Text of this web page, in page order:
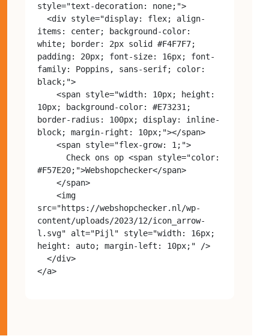
style="text-decoration: none;">
items: center; background-color:
white; border: 2px solid #F4F7F7;
padding: 20px; font-size: 16px; font-
family: Poppins, sans-serif; color:
black;">
10px; background-color: #E73231;
border-radius: 100px; display: inline-
block; margin-right: 10px;"></span>
#F57E20;">Webshopchecker</span>
src="https://webshopchecker.nl/wp-
content/uploads/2023/12/icon_arrow-
l.svg" alt="Pijl" style="width: 16px;
height: auto; margin-left: 10px;" />